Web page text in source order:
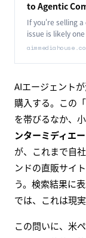
to Agentic
If you're selling
issue is likely
AIエージェント
購入する。この
を帯びるなか、
ンターミディエ
が、これまで自
ンドの直販サイ
う。検索結果に
では、これは現
この問いに、米